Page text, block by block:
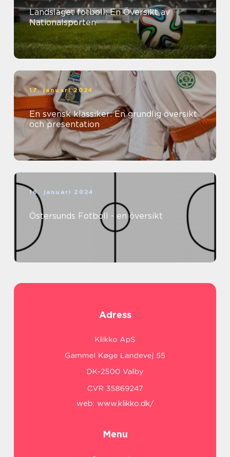
Landslaget fotboll: En Översikt av
Nationalsporten
17. januari 2024
En svensk klassiker: En grundlig översikt
och presentation
16. januari 2024
Östersunds Fotboll - en översikt
Adress
web: www.klikko.dk/
Menu